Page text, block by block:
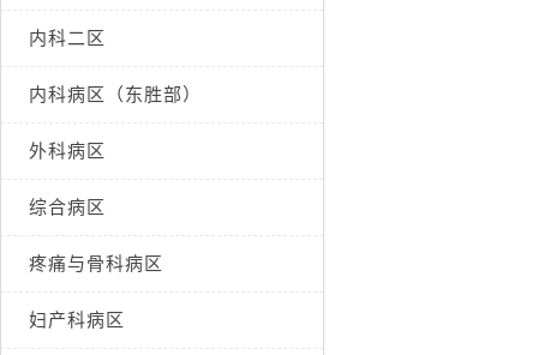
内科二区
内科病区（东胜部）
外科病区
综合病区
疼痛与骨科病区
妇产科病区